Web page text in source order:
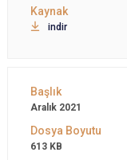
indir
Aralık 2021
613 KB